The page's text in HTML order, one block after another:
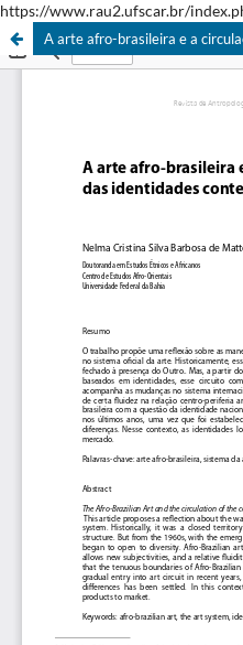
https://www.rau2.ufscar.br/
A arte afro-brasileira e a